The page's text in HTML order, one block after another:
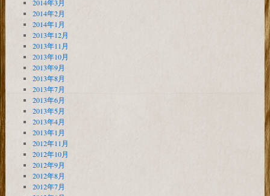
2014年3月
2014年2月
2014年1月
2013年12月
2013年11月
2013年10月
2013年9月
2013年8月
2013年7月
2013年6月
2013年5月
2013年4月
2013年1月
2012年11月
2012年10月
2012年9月
2012年8月
2012年7月